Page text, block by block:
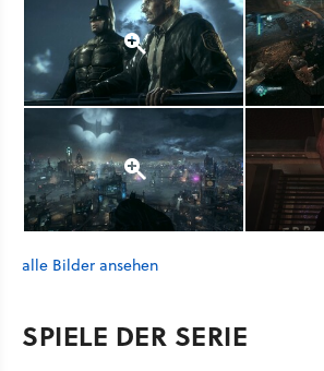
alle Bilder ansehen
SPIELE DER SERIE